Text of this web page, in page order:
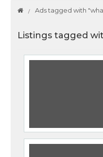
Ads tagged with
Listings tagged